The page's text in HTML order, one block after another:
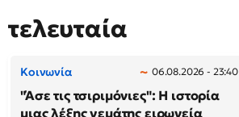
τελευταία
Κοινωνία 06.08.2026 - 23:40
"Άσε τις τσιριμόνιες": Η ιστορία
μιας λέξης γεμάτης ειρωνεία